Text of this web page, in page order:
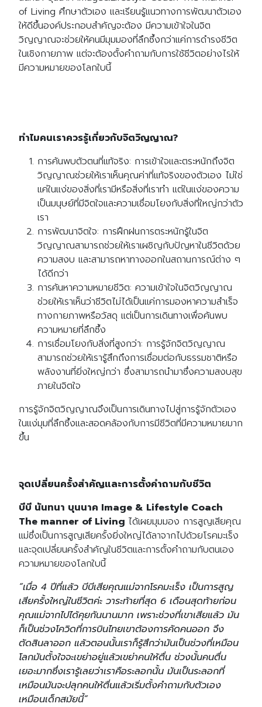
of Living ศึกษาตัวเอง และเรียนรู้แนวทางการพัฒนาตัวเอง
ให้ดีขึ้นองค์ประกอบสำคัญจะต้อง มีความเข้าใจในจิต
วิญญาณจะช่วยให้คนมีมุมมองที่ลึกซึ้งกว่าแค่การดำรงชีวิต
ในเชิงกายภาพ แต่จะต้องตั้งคำถามกับการใช้ชีวิตอย่างไรให้
มีความหมายของโลกใบนี้
ทำไมคนเราควรรู้เกี่ยวกับจิตวิญญาณ?
การค้นพบตัวตนที่แท้จริง: การเข้าใจและตระหนักถึงจิต
วิญญาณช่วยให้เราเห็นคุณค่าที่แท้จริงของตัวเอง ไม่ใช่
แค่ในแง่ของสิ่งที่เรามีหรือสิ่งที่เราทำ แต่ในแง่ของความ
เป็นมนุษย์ที่มีจิตใจและความเชื่อมโยงกับสิ่งที่ใหญ่กว่าตัว
เรา
การพัฒนาจิตใจ: การฝึกฝนการตระหนักรู้ในจิต
วิญญาณสามารถช่วยให้เราเผชิญกับปัญหาในชีวิตด้วย
ความสงบ และสามารถหาทางออกในสถานการณ์ต่าง ๆ
ได้ดีกว่า
การค้นหาความหมายชีวิต: ความเข้าใจในจิตวิญญาณ
ช่วยให้เราเห็นว่าชีวิตไม่ได้เป็นแค่การมองหาความสำเร็จ
ทางกายภาพหรือวัสดุ แต่เป็นการเดินทางเพื่อค้นพบ
ความหมายที่ลึกซึ้ง
การเชื่อมโยงกับสิ่งที่สูงกว่า: การรู้จักจิตวิญญาณ
สามารถช่วยให้เรารู้สึกถึงการเชื่อมต่อกับธรรมชาติหรือ
พลังงานที่ยิ่งใหญ่กว่า ซึ่งสามารถนำมาซึ่งความสงบสุข
ภายในจิตใจ
การรู้จักจิตวิญญาณจึงเป็นการเดินทางไปสู่การรู้จักตัวเอง
ในแง่มุมที่ลึกซึ้งและสอดคล้องกับการมีชีวิตที่มีความหมายมาก
ขึ้น
จุดเปลี่ยนครั้งสำคัญและการตั้งคำถามกับชีวิต
บีบี นันทนา บุนนาค Image & Lifestyle Coach
The manner of Living ได้เผยมุมมอง การสูญเสียคุณ
แม่ซึ่งเป็นการสูญเสียครั้งยิ่งใหญ่ได้ลาจากไปด้วยโรคมะเร็ง
และจุดเปลี่ยนครั้งสำคัญในชีวิตและการตั้งคำถามกับตนเอง
ความหมายของโลกใบนี้
“เมื่อ 4 ปีที่แล้ว บีบีเสียคุณแม่จากโรคมะเร็ง เป็นการสูญ
เสียครั้งใหญ่ในชีวิตค่ะ วาระท้ายที่สุด 6 เดือนสุดท้ายก่อน
คุณแม่จากไปได้คุยกันนานมาก เพราะช่วงที่เขาเสียแล้ว มัน
ก็เป็นช่วงโควิดที่การบินไทยเขาต้องการคัดคนออก จึง
ตัดสินลาออก แล้วตอนนั้นเราก็รู้สึกว่ามันเป็นช่วงที่เหมือน
โลกมันตั้งใจจะเขย่าอยู่แล้วเขย่าคนให้ตื่น ช่วงนั้นคนตื่น
เยอะมากซึ่งเรารู้เลยว่าเราคือระลอกนั้น มันเป็นระลอกที่
เหมือนมันจะปลุกคนให้ตื่นแล้วเริ่มตั้งคําถามกับตัวเอง
เหมือนเด็กสมัยนี้”